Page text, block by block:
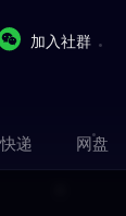
加入社群
快递 网盘